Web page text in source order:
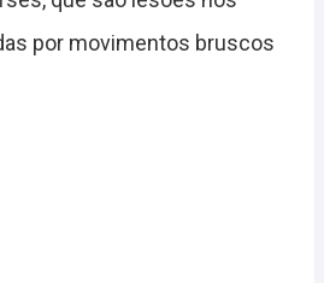
por movimentos bruscos